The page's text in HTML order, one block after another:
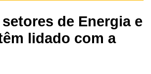
de Energia e
lidado com a